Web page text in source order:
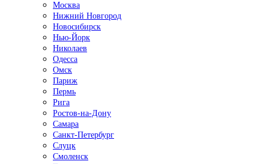
Москва
Нижний Новгород
Новосибирск
Нью-Йорк
Николаев
Одесса
Омск
Париж
Пермь
Рига
Ростов-на-Дону
Самара
Санкт-Петербург
Слуцк
Смоленск